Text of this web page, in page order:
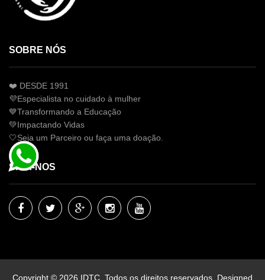
SOBRE NÓS
❤️ DESDE 1991
💜Especialista no cuidado à mulher
💙Transformando a Educação
💚Impactando Vidas
🤍Seja um Parceiro ou faça uma doação.
SIGA-NOS
Copyright © 2026 IDTC. Todos os direitos reservados. Designed